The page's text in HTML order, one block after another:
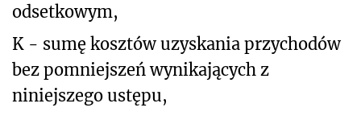
odsetkowym,
K - sumę kosztów uzyskania przychodów
bez pomniejszeń wynikających z
niniejszego ustępu,